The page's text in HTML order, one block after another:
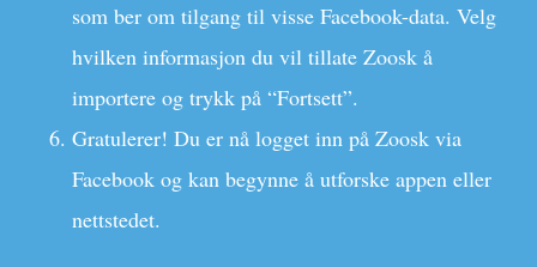
som ber om tilgang til visse Facebook-data. Velg
hvilken informasjon du vil tillate Zoosk å
importere og trykk på “Fortsett”.
Gratulerer! Du er nå logget inn på Zoosk via
Facebook og kan begynne å utforske appen eller
nettstedet.